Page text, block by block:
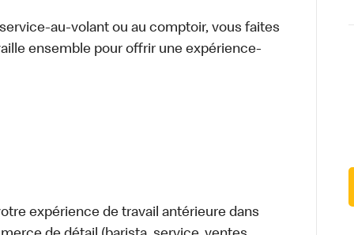
au-volant ou au comptoir, vous faites
ensemble pour offrir une expérience-
expérience de travail antérieure dans